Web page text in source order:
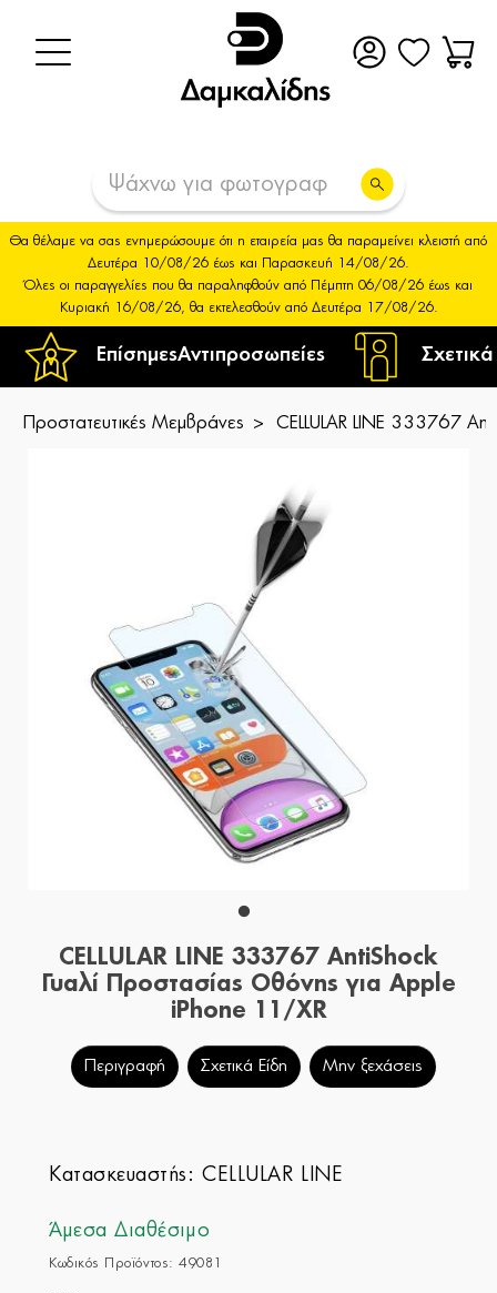
ΕπίσημεςΑντιπροσωπείες
Θα θέλαμε να σας ενημερώσουμε ότι η εταιρεία μας θα παραμείνει κλειστή από
Δευτέρα 10/08/26 έως και Παρασκευή 14/08/26.
Όλες οι παραγγελίες που θα παραληφθούν από Πέμπτη 06/08/26 έως και
Κυριακή 16/08/26, θα εκτελεσθούν από Δευτέρα 17/08/26.
Προστατευτικές Μεμβράνες CELLULAR LINE 333767
CELLULAR LINE 333767 AntiShock
Γυαλί Προστασίας Οθόνης για Apple
iPhone 11/XR
Περιγραφή Σχετικά Είδη Μην ξεχάσεις
Κατασκευαστής:CELLULAR LINE
Άμεσα Διαθέσιμο
Κωδικός Προϊόντος: 49081